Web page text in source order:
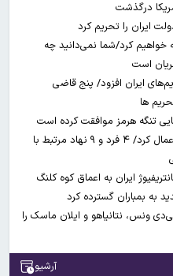
درگذشت
کرد/شما نمی‌دانید چه
است
تحریم‌های ایران افزود/ پنج قاضی
ها
تنگه هرمز موافقت کرده است
آمریکا تحریم‌های جدیدی علیه ایران اعمال کرد/ ۴ فرد و ۹ نهاد مرتبط با
ایران به اعماق کوه کلنگ
به بمباران گسترده کرد
ونس، نتانیاهو و ایلان ماسک را
آرشیو